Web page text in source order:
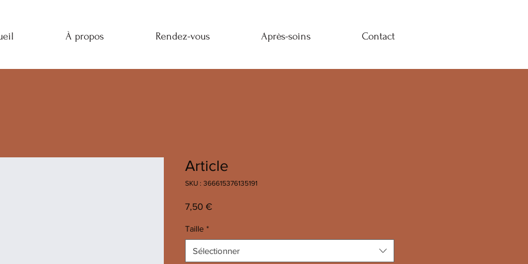
À propos Rendez-vous Après-soins Contact
Article
SKU : 366615376135191
7,50 €Prix
Taille *
Sélectionner